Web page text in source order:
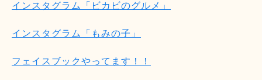
インスタグラム「ビカビのグルメ」
インスタグラム「もみの子」
フェイスブックやってます！！